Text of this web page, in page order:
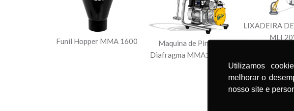
Utilizamos
melhorar o
nosso site e
Funil Hopper MMA 1600
Maquina de Pintura
Diafragma MMA1600W
LIXADEIRA
MLI